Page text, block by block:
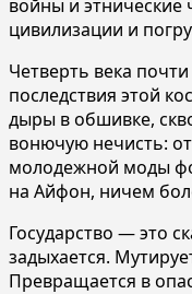
войны и этнические
цивилизации и
Четверть века
последствия этой
дыры в обшивке,
вонючую нечисть:
молодежной моды
на Айфон, ничем
Государство — это
задыхается.
Превращается в